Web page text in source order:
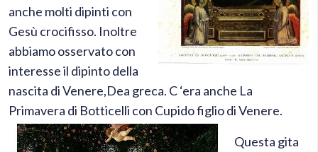
anche molti dipinti con
Gesù crocifisso. Inoltre
abbiamo osservato con
interesse il dipinto della
nascita di Venere,Dea greca. C ‘era anche La
Primavera di Botticelli con Cupido figlio di Venere.
Questa gita